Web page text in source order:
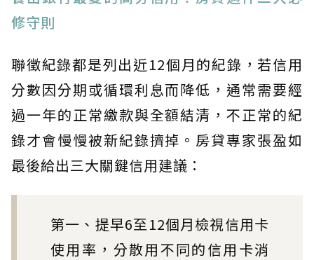
修守則
聯徵紀錄都是列出近12個月的紀錄，若信用
分數因分期或循環利息而降低，通常需要經
過一年的正常繳款與全額結清，不正常的紀
錄才會慢慢被新紀錄擠掉。房貸專家張盈如
最後給出三大關鍵信用建議：
第一、提早6至12個月檢視信用卡
使用率，分散用不同的信用卡消